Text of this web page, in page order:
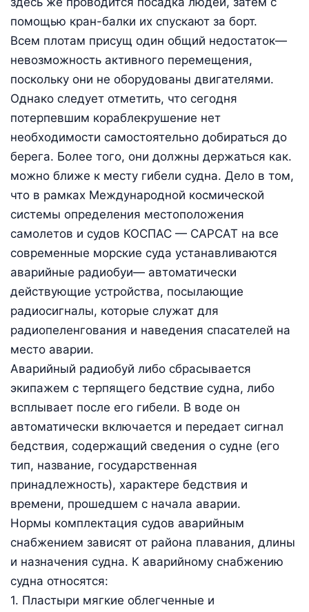
помощью кран-балки их спускают за борт.
Всем плотам присущ один общий недостаток—
невозможность активного перемещения,
поскольку они не оборудованы двигателями.
Однако следует отметить, что сегодня
потерпевшим кораблекрушение нет
необходимости самостоятельно добираться до
берега. Более того, они должны держаться как.
можно ближе к месту гибели судна. Дело в том,
что в рамках Международной космической
системы определения местоположения
самолетов и судов КОСПАС — САРСАТ на все
современные морские суда устанавливаются
аварийные радиобуи— автоматически
действующие устройства, посылающие
радиосигналы, которые служат для
радиопеленгования и наведения спасателей на
место аварии.
Аварийный радиобуй либо сбрасывается
экипажем с терпящего бедствие судна, либо
всплывает после его гибели. В воде он
автоматически включается и передает сигнал
бедствия, содержащий сведения о судне (его
тип, название, государственная
принадлежность), характере бедствия и
времени, прошедшем с начала аварии.
Нормы комплектация судов аварийным
снабжением зависят от района плавания, длины
и назначения судна. К аварийному снабжению
судна относятся:
1. Пластыри мягкие облегченные и